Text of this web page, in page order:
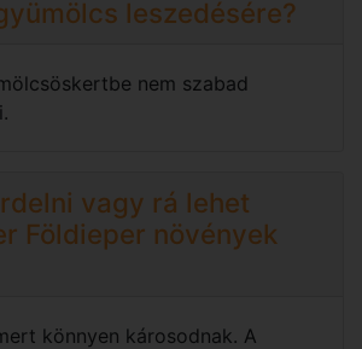
leszedésére?
nem szabad
vagy rá lehet
Földieper növények
könnyen károsodnak. A